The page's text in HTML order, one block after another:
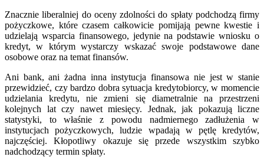
Znacznie liberalniej do oceny zdolności do spłaty podchodzą firmy
pożyczkowe, które czasem całkowicie pomijają pewne kwestie i
udzielają wsparcia finansowego, jedynie na podstawie wniosku o
kredyt, w którym wystarczy wskazać swoje podstawowe dane
osobowe oraz na temat finansów.
Ani bank, ani żadna inna instytucja finansowa nie jest w stanie
przewidzieć, czy bardzo dobra sytuacja kredytobiorcy, w momencie
udzielania kredytu, nie zmieni się diametralnie na przestrzeni
kolejnych lat czy nawet miesięcy. Jednak, jak pokazują liczne
statystyki, to właśnie z powodu nadmiernego zadłużenia w
instytucjach pożyczkowych, ludzie wpadają w pętlę kredytów,
najczęściej. Kłopotliwy okazuje się przede wszystkim szybko
nadchodzący termin spłaty.